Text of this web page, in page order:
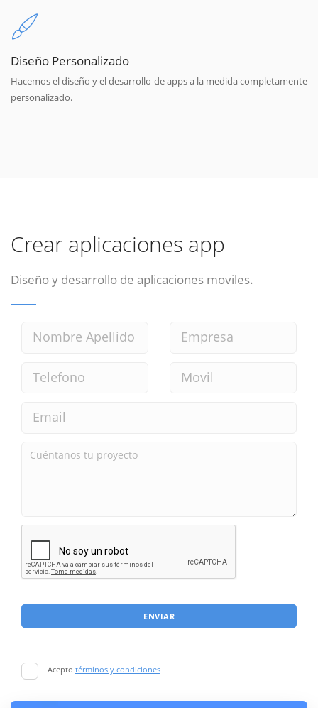
Diseño Personalizado
Hacemos el diseño y el desarrollo de apps a la medida completamente
personalizado.
Crear aplicaciones app
Diseño y desarrollo de aplicaciones moviles.
ENVIAR
Acepto términos y condiciones